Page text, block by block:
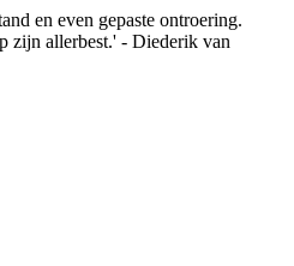
en even gepaste ontroering.
zijn allerbest.' - Diederik van